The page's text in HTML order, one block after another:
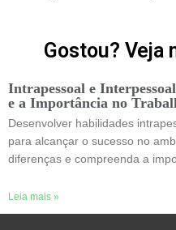
Gostou? Veja
Intrapessoal e
e a Importância no
Desenvolver habilidades
para alcançar o sucesso no
diferenças e compreenda a
Leia mais »